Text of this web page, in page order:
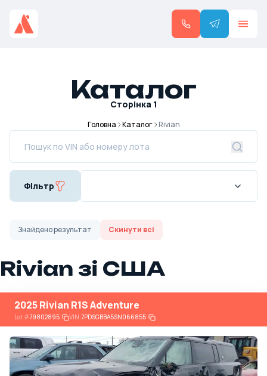
Каталог
Сторінка 1
Головна Каталог Rivian
Фільтр
Знайденорезультат Скинути всі
Rivian зі США
2025 Rivian R1S Adventure
Lot#79802895 VIN:7PDSGBBA5SN066855